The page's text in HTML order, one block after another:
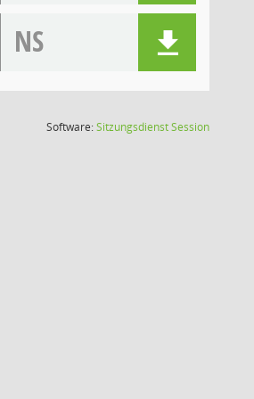
NS
Software:SitzungsdienstSession(Wird in